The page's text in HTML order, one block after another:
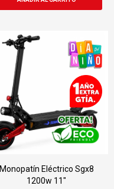
Monopatín Eléctrico Sgx8
1200w 11"